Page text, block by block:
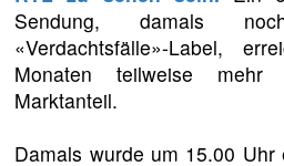
Sendung, damals
«Verdachtsfälle»-Label,
Monaten teilweise
Marktanteil.
Damals wurde um 15.00 Uhr